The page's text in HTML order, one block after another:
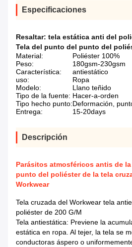
Especificaciones
Resaltar: tela estática anti del
Tela del punto del punto del
Material:
Poliéster 100%
Peso:
180gsm-230gsm
Característica:
antiestático
uso:
Ropa
Modelo:
Llano teñido
Tipo de la fuente: Hacer-a-orden
Tipo hecho punto:Deformación,
Entrega:
15-20days
Descripción
Parásitos atmosféricos antis de
punto del poliéster de la tela
Workwear
Tela cruzada del Workwear tela
poliéster de 200 G/M
Tela antiestática: Previene la
estática en ropa. Al tejer, la tela se
conductoras áspero o